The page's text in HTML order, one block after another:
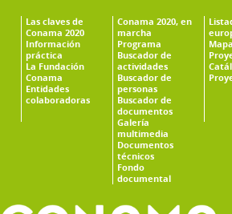
Las claves de
Conama 2020
Información
práctica
La Fundación
Conama
Entidades
colaboradoras
Conama 2020, en
marcha
Programa
Buscador de
actividades
Buscador de
personas
Buscador de
documentos
Galería
multimedia
Documentos
técnicos
Fondo
documental